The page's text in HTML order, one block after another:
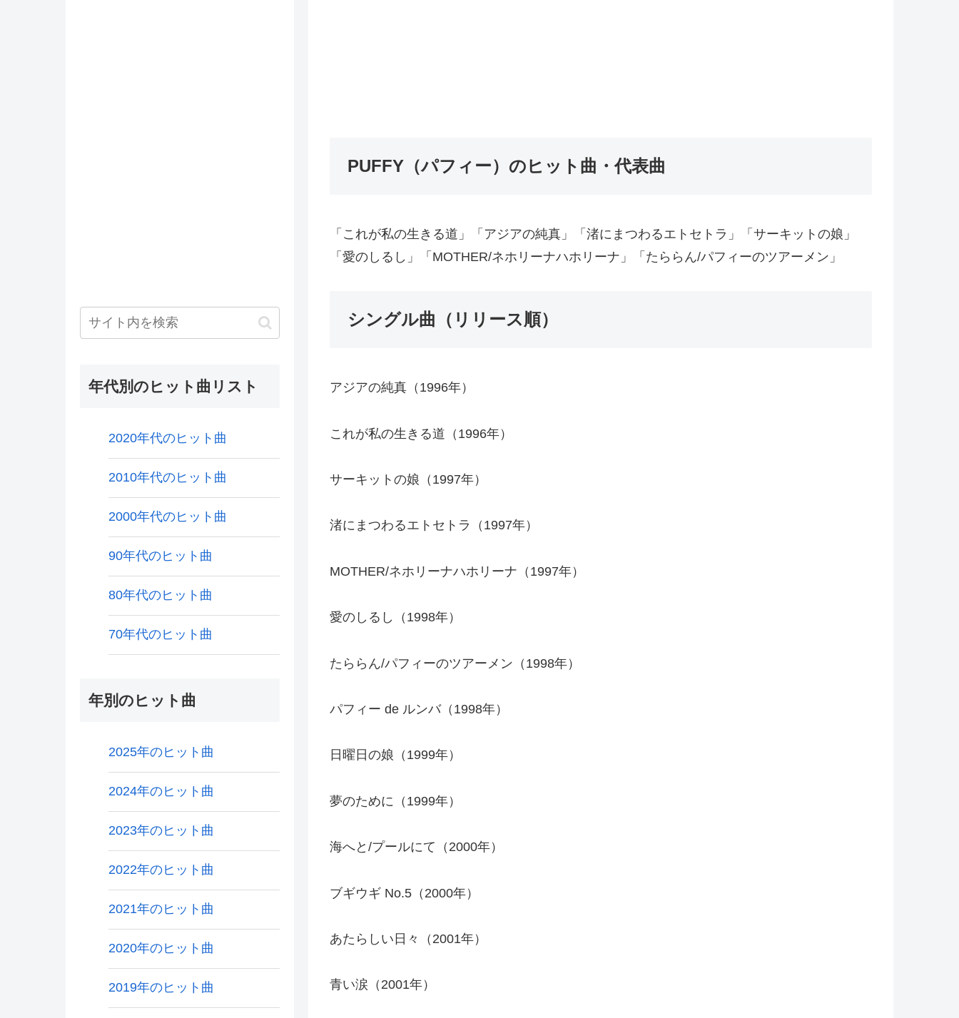
PUFFY（パフィー）のヒット曲・代表曲
「これが私の生きる道」「アジアの純真」「渚にまつわるエトセトラ」「サーキットの娘」
「愛のしるし」「MOTHER/ネホリーナハホリーナ」「たららん/パフィーのツアーメン」
シングル曲（リリース順）
アジアの純真（1996年）
これが私の生きる道（1996年）
サーキットの娘（1997年）
渚にまつわるエトセトラ（1997年）
MOTHER/ネホリーナハホリーナ（1997年）
愛のしるし（1998年）
たららん/パフィーのツアーメン（1998年）
パフィー de ルンバ（1998年）
日曜日の娘（1999年）
夢のために（1999年）
海へと/プールにて（2000年）
ブギウギ No.5（2000年）
あたらしい日々（2001年）
青い涙（2001年）
年代別のヒット曲リスト
2020年代のヒット曲
2010年代のヒット曲
2000年代のヒット曲
90年代のヒット曲
80年代のヒット曲
70年代のヒット曲
年別のヒット曲
2025年のヒット曲
2024年のヒット曲
2023年のヒット曲
2022年のヒット曲
2021年のヒット曲
2020年のヒット曲
2019年のヒット曲